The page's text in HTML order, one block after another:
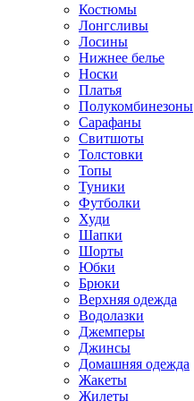
Костюмы
Лонгсливы
Лосины
Нижнее белье
Носки
Платья
Полукомбинезоны
Сарафаны
Свитшоты
Толстовки
Топы
Туники
Футболки
Худи
Шапки
Шорты
Юбки
Брюки
Верхняя одежда
Водолазки
Джемперы
Джинсы
Домашняя одежда
Жакеты
Жилеты